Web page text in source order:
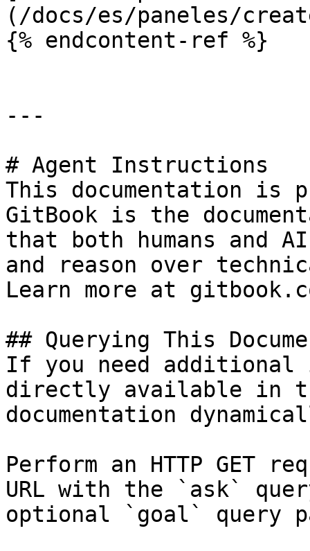
(/docs/es/paneles/
{% endcontent-ref %}
---
# Agent Instructions
This documentation is
GitBook is the
that both humans and
and reason over
Learn more at
## Querying This
If you need
directly available in
documentation
Perform an HTTP GET
URL with the `ask`
optional `goal` query